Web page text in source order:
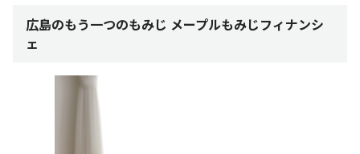
広島のもう一つのもみじ メープルもみじフィナンシ
ェ